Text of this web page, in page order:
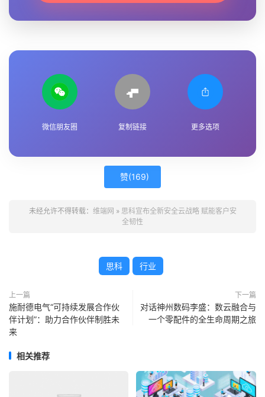
微信朋友圈 复制链接 更多选项
赞(169)
未经允许不得转载： 维端网 » 思科宣布全新安全云战略 赋能客户安
全韧性
思科 行业
上一篇
施耐德电气“可持续发展合作伙
伴计划”：助力合作伙伴制胜未
来
下一篇
对话神州数码李盛：数云融合与
一个零配件的全生命周期之旅
相关推荐